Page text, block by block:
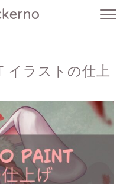
イラストの仕上